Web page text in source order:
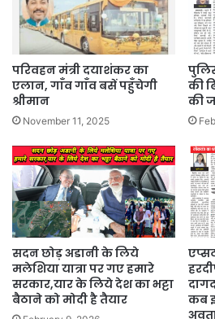
परिवहन मंत्री दयाशंकर का
एलान, गाँव गाँव बसें पहुँचेगी
श्रीमान
November 11, 2025
की
की
सदन छोड़ अडानी के लिये
मलेशिया यात्रा पर गए हमारे
सरकार,यार के लिये देश का भट्टा
बैठाने को मोदी है तैयार
कब